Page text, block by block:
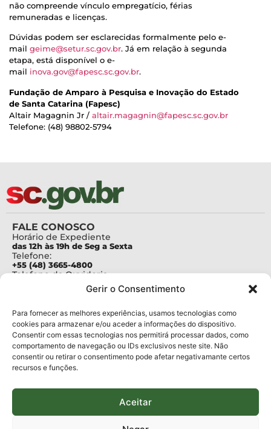
Gerir o Consentimento
Para fornecer as melhores experiências, usamos tecnologias como
cookies para armazenar e/ou aceder a informações do dispositivo.
Consentir com essas tecnologias nos permitirá processar dados, como
comportamento de navegação ou IDs exclusivos neste site. Não
consentir ou retirar o consentimento pode afetar negativamante certos
recursos e funções.
Aceitar
não compreende vínculo empregatício, férias
remuneradas e licenças.
Dúvidas podem ser esclarecidas formalmente pelo e-
mail geime@setur.sc.gov.br. Já em relação à segunda
etapa, está disponível o e-
mail inova.gov@fapesc.sc.gov.br.
Fundação de Amparo à Pesquisa e Inovação do Estado
de Santa Catarina (Fapesc)
Altair Magagnin Jr / altair.magagnin@fapesc.sc.gov.br
Telefone: (48) 98802-5794
FALE CONOSCO
Horário de Expediente
das 12h às 19h de Seg a Sexta
Telefone:
+55 (48) 3665-4800
Telefone da Ouvidoria
Para assuntos relacionados à Pesquisa
pesquisa@fapesc.sc.gov.br
Para assuntos relacionados à Inovação
inovacao@fapesc.sc.gov.br
Para assuntos relacionados à Bolsas
bolsas@fapesc.sc.gov.br
Para assuntos relacionados à Prestação de Contas
Para assuntos relacionados à Plataforma
plataforma@fapesc.sc.gov.br
Jair Artur da Silva dpo@fapesc.sc.gov.br 3665-4831